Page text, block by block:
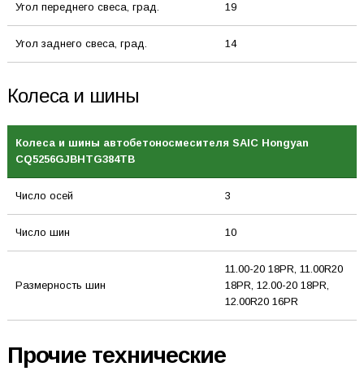
Угол переднего свеса, град. 19
Угол заднего свеса, град. 14
Колеса и шины
Колеса и шины автобетоносмесителя SAIC Hongyan
CQ5256GJBHTG384TB
Число осей 3
Число шин 10
Размерность шин
11.00-20 18PR, 11.00R20
18PR, 12.00-20 18PR,
12.00R20 16PR
Прочие технические